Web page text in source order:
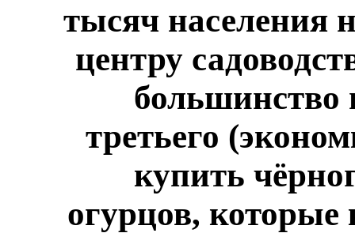
тысяч населения
центру
большинство
третьего
купить
огурцов, которые